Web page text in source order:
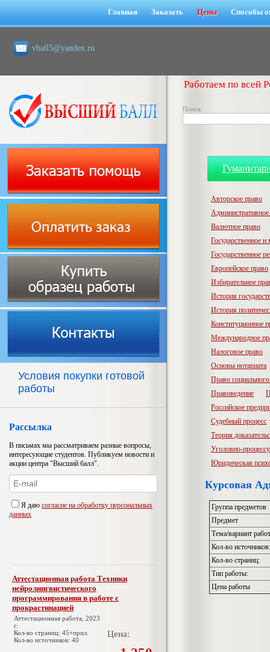
Главная Заказать Цены Способы
vball5@yandex.ru
Работаем по всей
Поиск:
Условия покупки готовой
работы
Рассылка
В письмах мы рассматриваем разные вопросы,
интересующие студентов. Публикуем новости и
акции центра "Высший балл".
Я даю согласие на обработку персональных
данных
Аттестационная работа Техники
нейролингвистического
программирования в работе с
прокрастинацией
Аттестационная работа, 2023
г.
Кол-во страниц: 45+прил.
Кол-во источников: 40
Цена:
Авторское право
Административное
Валютное право
Государственное
Государственное
Европейское право
Избирательное
История
История
Конституционное
Международное
Налоговое право
Основы нотариата
Право
Правоведение
Российское
Судебный процесс
Теория
Уголовно-
Юридическая
Курсовая
Группа предметов
Предмет
Тема/вариант
Кол-во источников:
Кол-во страниц:
Тип работы:
Цена работы